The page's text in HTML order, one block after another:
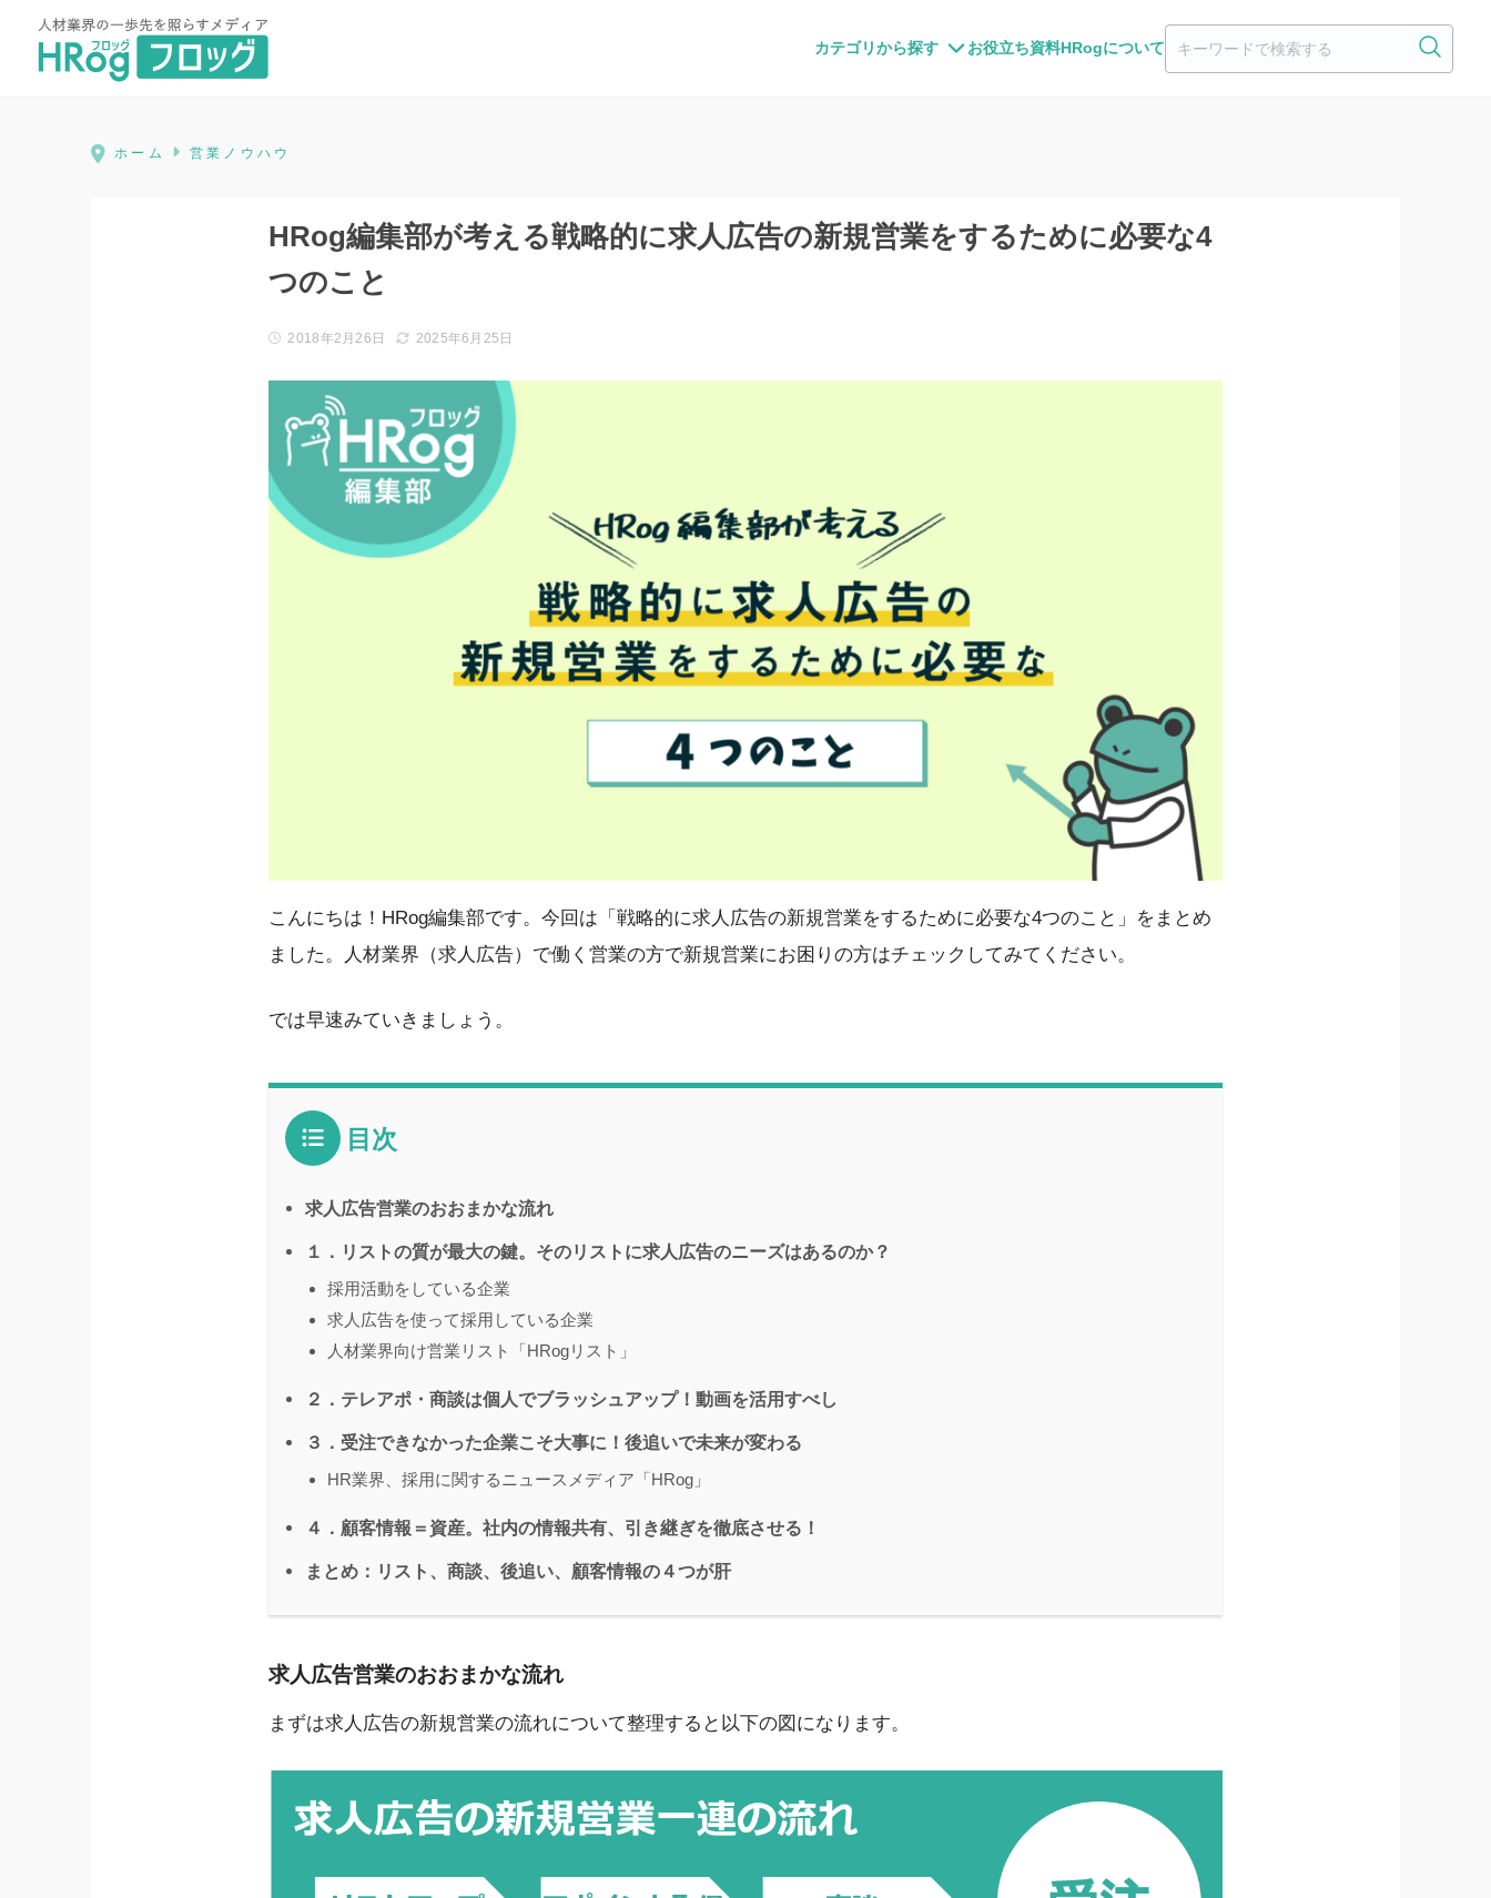
カテゴリから探す お役立ち資料HRogについて
HRog | 人材業界の一歩先を照らすメディア
ホーム 営業ノウハウ
HRog編集部が考える戦略的に求人広告の新規営業をするために必要な4
つのこと
2018年2月26日 2025年6月25日
こんにちは！HRog編集部です。今回は「戦略的に求人広告の新規営業をするために必要な4つのこと」をまとめ
ました。人材業界（求人広告）で働く営業の方で新規営業にお困りの方はチェックしてみてください。
では早速みていきましょう。
目次
求人広告営業のおおまかな流れ
１．リストの質が最大の鍵。そのリストに求人広告のニーズはあるのか？
採用活動をしている企業
求人広告を使って採用している企業
人材業界向け営業リスト「HRogリスト」
２．テレアポ・商談は個人でブラッシュアップ！動画を活用すべし
３．受注できなかった企業こそ大事に！後追いで未来が変わる
HR業界、採用に関するニュースメディア「HRog」
４．顧客情報＝資産。社内の情報共有、引き継ぎを徹底させる！
まとめ：リスト、商談、後追い、顧客情報の４つが肝
求人広告営業のおおまかな流れ
まずは求人広告の新規営業の流れについて整理すると以下の図になります。